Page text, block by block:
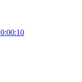
0:00:10